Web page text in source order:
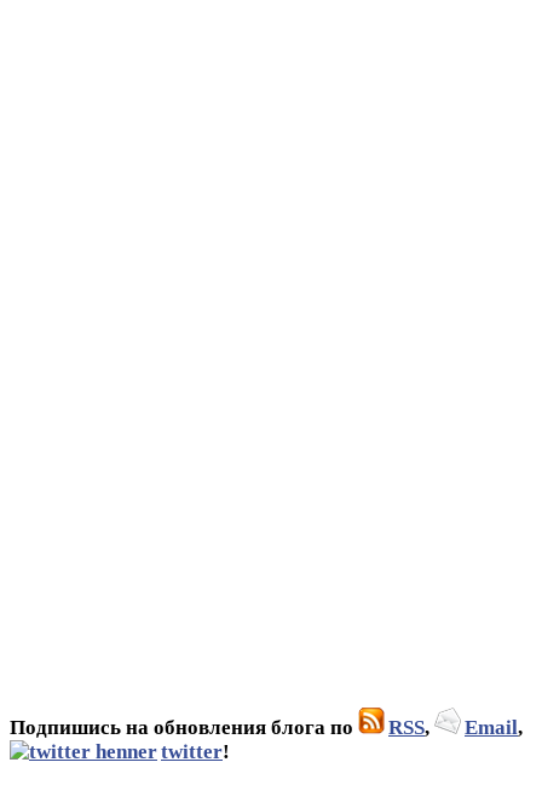
Подпишись на обновления блога по RSS, Email,
twitter!